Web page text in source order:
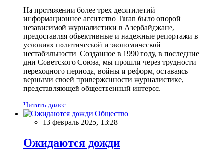
На протяжении более трех десятилетий
информационное агентство Turan было опорой
независимой журналистики в Азербайджане,
предоставляя объективные и надежные репортажи в
условиях политической и экономической
нестабильности. Созданное в 1990 году, в последние
дни Советского Союза, мы прошли через трудности
переходного периода, войны и реформ, оставаясь
верными своей приверженности журналистике,
представляющей общественный интерес.
Читать далее
Общество
13 февраль 2025, 13:28
Ожидаются дожди